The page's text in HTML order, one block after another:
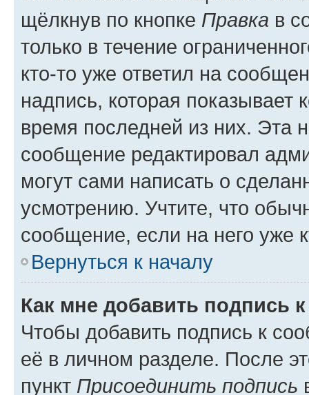
щёлкнув по кнопке Правка в
только в течение
кто-то уже ответил на
надпись, которая показывает
время последней из них. Эта
сообщение редактировал
могут сами написать о
усмотрению. Учтите, что
сообщение, если на него уже
Вернуться к началу
Как мне добавить подпись
Чтобы добавить подпись к
её в личном разделе. После
пункт Присоединить подпись